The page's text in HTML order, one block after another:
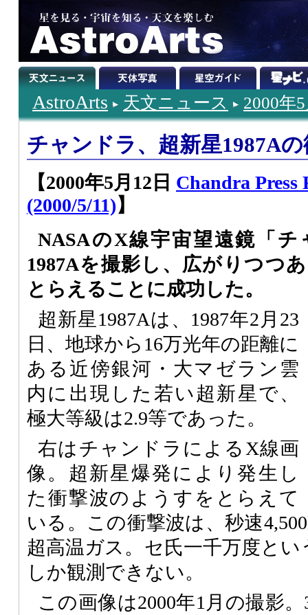
AstroArts 天文ニュース 2000年
チャンドラ、超新星1987A
【2000年5月12日 Chandra Press
(2000/5/11)】
NASAのX線宇宙望遠鏡「
1987Aを撮影し、広がりつつ
とらえることに成功した。
超新星1987Aは、1987年2月23
日、地球から16万光年の距離に
ある近傍銀河・大マゼラン雲
内に出現した若い超新星で、
極大等級は2.9等であった。
右はチャンドラによるX線画
像。超新星爆発により発生し
た衝撃波のようすをとらえて
いる。この衝撃波は、秒速
超高温ガス。セ氏一千万度と
しか観測できない。
この画像は2000年1月の撮影